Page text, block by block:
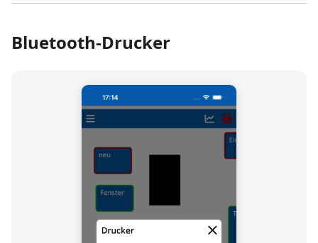
Bluetooth-Drucker